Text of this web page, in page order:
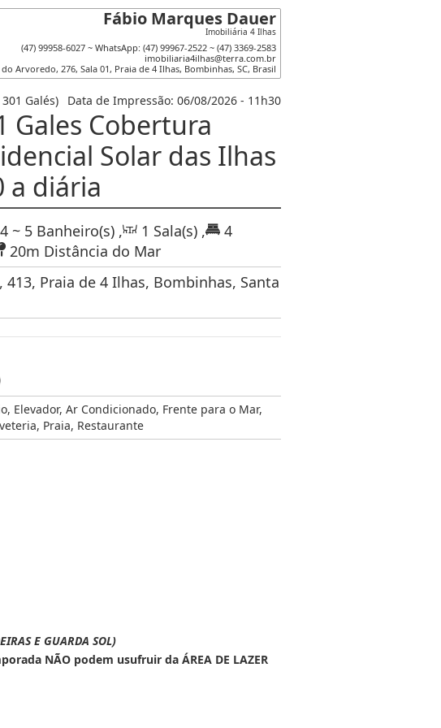
Fábio Marques Dauer
Imobiliária 4 Ilhas
(47) 99958-6027 ~ WhatsApp: (47) 99967-2522 ~ (47) 3369-2583
imobiliaria4ilhas@terra.com.br
Arvoredo, 276, Sala 01, Praia de 4 Ilhas, Bombinhas, SC, Brasil
Galés) Data de Impressão: 06/08/2026 - 11h30
Gales Cobertura
Solar das Ilhas
a diária
4 ~ 5 Banheiro(s) , 1 Sala(s) ,
4
20m Distância do Mar
Praia de 4 Ilhas, Bombinhas, Santa
, Elevador, Ar Condicionado, Frente para o Mar,
, Praia, Restaurante
E GUARDA SOL)
NÃO podem usufruir da ÁREA DE LAZER